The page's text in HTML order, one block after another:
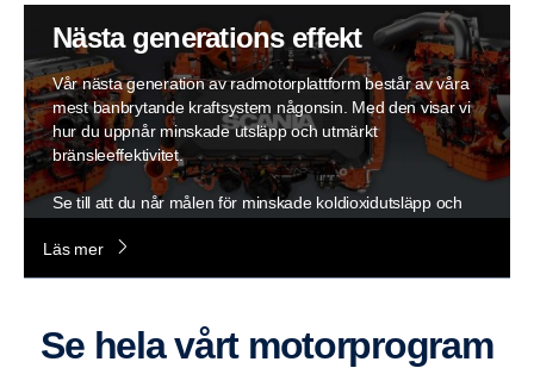
Nästa generations effekt
Vår nästa generation av radmotorplattform består av våra
mest banbrytande kraftsystem någonsin. Med den visar vi
hur du uppnår minskade utsläpp och utmärkt
bränsleeffektivitet.
Se till att du når målen för minskade koldioxidutsläpp och
radmotorer kan dessutom köras på förnybara bränslen
som bland annat 100-procentigt HVO.
Läs mer
Se hela vårt motorprogram